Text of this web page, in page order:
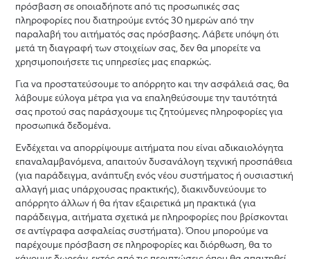
πρόσβαση σε οποιαδήποτε από τις προσωπικές σας
πληροφορίες που διατηρούμε εντός 30 ημερών από την
παραλαβή του αιτήματός σας πρόσβασης. Λάβετε υπόψη ότι
μετά τη διαγραφή των στοιχείων σας, δεν θα μπορείτε να
χρησιμοποιήσετε τις υπηρεσίες μας επαρκώς.
Για να προστατεύσουμε το απόρρητο και την ασφάλειά σας, θα
λάβουμε εύλογα μέτρα για να επαληθεύσουμε την ταυτότητά
σας προτού σας παράσχουμε τις ζητούμενες πληροφορίες για
προσωπικά δεδομένα.
Ενδέχεται να απορρίψουμε αιτήματα που είναι αδικαιολόγητα
επαναλαμβανόμενα, απαιτούν δυσανάλογη τεχνική προσπάθεια
(για παράδειγμα, ανάπτυξη ενός νέου συστήματος ή ουσιαστική
αλλαγή μιας υπάρχουσας πρακτικής), διακινδυνεύουμε το
απόρρητο άλλων ή θα ήταν εξαιρετικά μη πρακτικά (για
παράδειγμα, αιτήματα σχετικά με πληροφορίες που βρίσκονται
σε αντίγραφα ασφαλείας συστήματα). Όπου μπορούμε να
παρέχουμε πρόσβαση σε πληροφορίες και διόρθωση, θα το